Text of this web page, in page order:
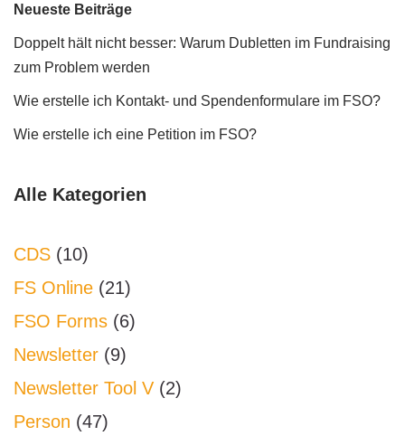
Neueste Beiträge
Doppelt hält nicht besser: Warum Dubletten im Fundraising
zum Problem werden
Wie erstelle ich Kontakt- und Spendenformulare im FSO?
Wie erstelle ich eine Petition im FSO?
Alle Kategorien
CDS (10)
FS Online (21)
FSO Forms (6)
Newsletter (9)
Newsletter Tool V (2)
Person (47)